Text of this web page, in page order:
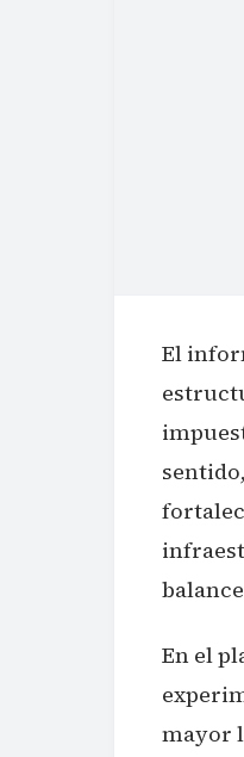
El
En el
mayor